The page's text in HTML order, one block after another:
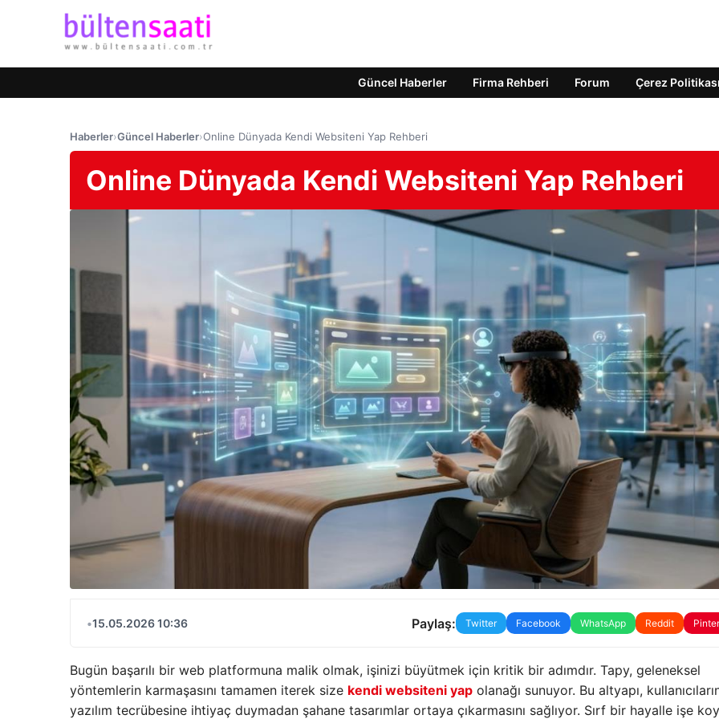
Güncel Haberler Firma Rehberi Forum Çerez Politikası
Haberler›Güncel Haberler›Online Dünyada Kendi Websiteni Yap Rehberi
Online Dünyada Kendi Websiteni Yap Rehberi
•15.05.2026 10:36 Paylaş: Twitter Facebook WhatsApp Reddit
Bugün başarılı bir web platformuna malik olmak, işinizi büyütmek için kritik bir adımdır. Tapy, geleneksel
yöntemlerin karmaşasını tamamen iterek size kendi websiteni yap olanağı sunuyor. Bu altyapı,
yazılım tecrübesine ihtiyaç duymadan şahane tasarımlar ortaya çıkarmasını sağlıyor. Sırf bir hayalle işe